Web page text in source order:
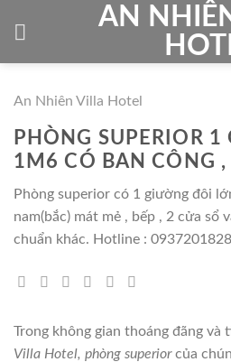
AN
An Nhiên Villa Hotel
PHÒNG SUPERIOR
1M6 CÓ BAN CÔNG ,
Phòng superior có 1 giường đôi
nam(bắc) mát mẻ , bếp , 2 cửa sổ
chuẩn khác. Hotline : 0937201828
Trong không gian thoáng đãng và
Villa Hotel, phòng superiorcủa